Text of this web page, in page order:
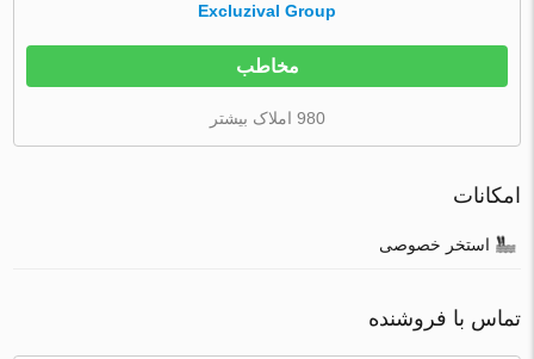
Excluzival Group
مخاطب
980 املاک بیشتر
امکانات
استخر خصوصی
تماس با فروشنده